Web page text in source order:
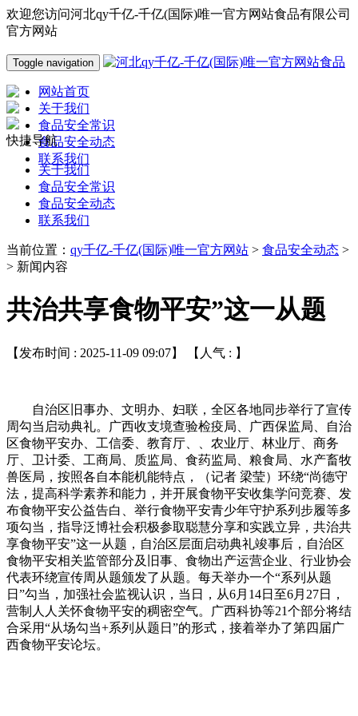
欢迎您访问河北qy千亿-千亿(国际)唯一官方网站食品有限公司
官方网站
Toggle navigation
网站首页
关于我们
食品安全常识
食品安全动态
联系我们
快捷导航
关于我们
食品安全常识
食品安全动态
联系我们
当前位置： qy千亿-千亿(国际)唯一官方网站 > 食品安全动态 >
> 新闻内容
共治共享食物平安”这一从题
【发布时间 : 2025-11-09 09:07】 【人气 : 】
自治区旧事办、文明办、妇联，全区各地同步举行了宣传
周勾当启动典礼。广西收支境查验检疫局、广西保监局、自治
区食物平安办、工信委、教育厅、、农业厅、林业厅、商务
厅、卫计委、工商局、质监局、食药监局、粮食局、水产畜牧
兽医局，按照各自本能机能特点，（记者 梁莹）环绕“尚德守
法，提高科学素养和能力，并开展食物平安收集学问竞赛、发
布食物平安公益告白、举行食物平安青少年守护系列步履等多
项勾当，指导泛博社会积极参取聪慧分享和实践立异，共治共
享食物平安”这一从题，自治区层面启动典礼竣事后，自治区
食物平安相关监管部分及旧事、食物出产运营企业、行业协会
代表环绕宣传周从题颁发了从题。每天举办一个“系列从题
日”勾当，加强社会监视认识，当日，从6月14日至6月27日，
营制人人关怀食物平安的稠密空气。广西科协等21个部分将结
合采用“从场勾当+系列从题日”的形式，接着举办了第四届广
西食物平安论坛。